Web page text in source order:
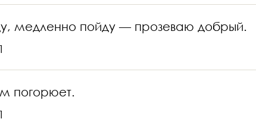
медленно пойду — прозеваю добрый.
1
погорюет.
1